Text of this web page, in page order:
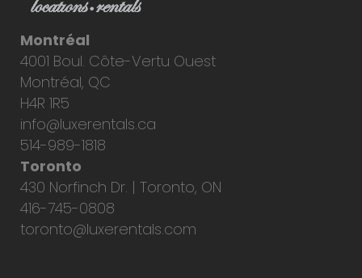
Montréal
4001 Boul. Côte-Vertu Ouest
Montréal, QC
H4R 1R5
info@luxerentals.ca
514-989-1818
Toronto
430 Norfinch Dr. | Toronto, ON
416-745-0808
toronto@luxerentals.com